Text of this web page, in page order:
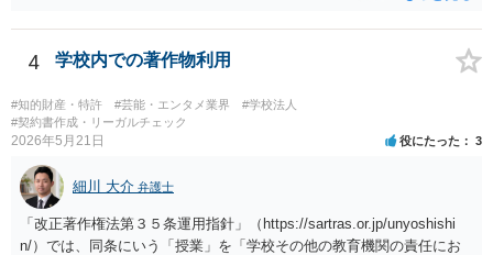
4 学校内での著作物利用
#知的財産・特許 #芸能・エンタメ業界
#学校法人
#契約書作成・リーガルチェック
2026年5月21日 役にたった 3
細川 大介 弁護士
「改正著作権法第３５条運用指針」（https://sartras.or.jp/unyoshishi
n/）では、同条にいう「授業」を「学校その他の教育機関の責任にお